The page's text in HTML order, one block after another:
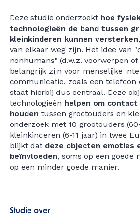
Deze studie onderzoekt hoe
technologieën de band tussen
kleinkinderen kunnen versterken
van elkaar weg zijn. Het idee van
nonhumans" (d.w.z. voorwerpen
belangrijk zijn voor menselijke
communicatie, zoals een telefoon
staat hierbij dus centraal. Deze
technologieën helpen om
houden tussen grootouders en
onderzoek met 10 grootouders
kleinkinderen (6-11 jaar) in twee
blijkt dat deze objecten emoties
beïnvloeden, soms op een goede
op een minder goede manier.
Studie over